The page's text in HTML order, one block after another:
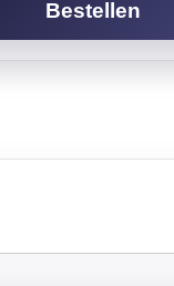
Bestellen